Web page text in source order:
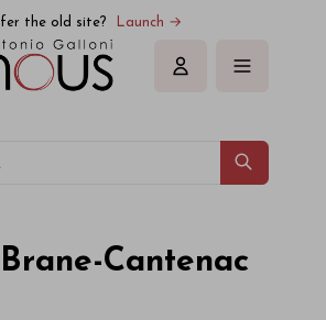
the old site? Launch →
Sign in
Brane-Cantenac